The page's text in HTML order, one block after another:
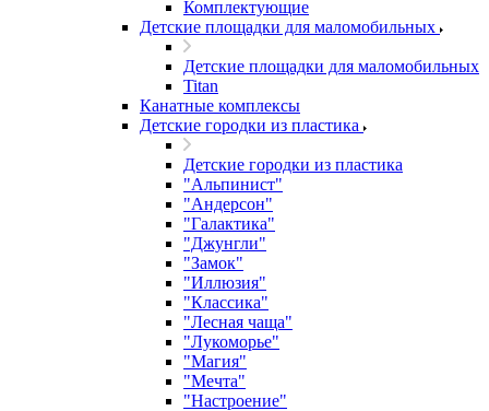
Комплектующие
Детские площадки для маломобильных
Детские площадки для маломобильных
Titan
Канатные комплексы
Детские городки из пластика
Детские городки из пластика
"Альпинист"
"Андерсон"
"Галактика"
"Джунгли"
"Замок"
"Иллюзия"
"Классика"
"Лесная чаща"
"Лукоморье"
"Магия"
"Мечта"
"Настроение"